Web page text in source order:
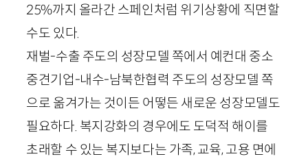
25%까지 올라간 스페인처럼 위기상황에 직면할
수도 있다.
재벌-수출 주도의 성장모델 쪽에서 예컨대 중소
중견기업-내수-남북한협력 주도의 성장모델 쪽
으로 옮겨가는 것이든 어떻든 새로운 성장모델도
필요하다. 복지강화의 경우에도 도덕적 해이를
초래할 수 있는 복지보다는 가족, 교육, 고용 면에